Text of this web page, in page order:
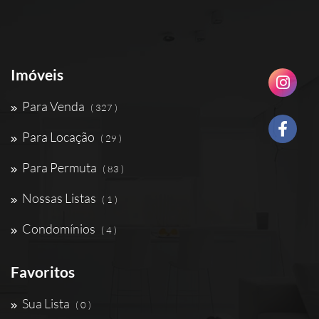
Imóveis
Para Venda ( 327 )
Para Locação ( 29 )
Para Permuta ( 83 )
Nossas Listas ( 1 )
Condomínios ( 4 )
Favoritos
Sua Lista ( 0 )